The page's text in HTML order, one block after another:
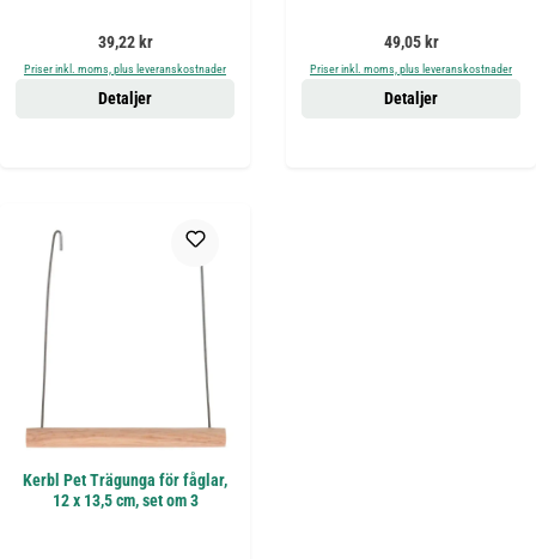
Ordinarie pris:
39,22 kr
Priser inkl. moms, plus leveranskostnader
Detaljer
Ordinarie pris:
49,05 kr
Priser inkl. moms, plus leveranskostnader
Detaljer
Kerbl Pet Trägunga för fåglar,
12 x 13,5 cm, set om 3